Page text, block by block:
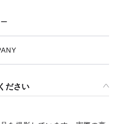
ださい